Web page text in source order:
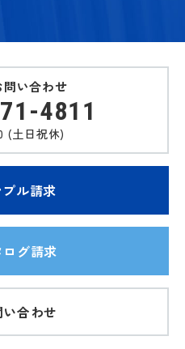
問い合わせ
4811
(土日祝休)
ル請求
ログ請求
合わせ